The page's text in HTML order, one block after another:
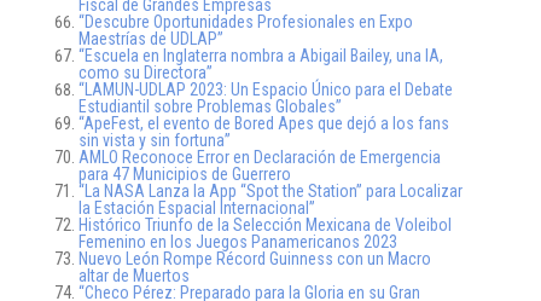
Fiscal de Grandes Empresas
“Descubre Oportunidades Profesionales en Expo
Maestrías de UDLAP”
“Escuela en Inglaterra nombra a Abigail Bailey, una IA,
como su Directora”
“LAMUN-UDLAP 2023: Un Espacio Único para el Debate
Estudiantil sobre Problemas Globales”
“ApeFest, el evento de Bored Apes que dejó a los fans
sin vista y sin fortuna”
AMLO Reconoce Error en Declaración de Emergencia
para 47 Municipios de Guerrero
“La NASA Lanza la App “Spot the Station” para Localizar
la Estación Espacial Internacional”
Histórico Triunfo de la Selección Mexicana de Voleibol
Femenino en los Juegos Panamericanos 2023
Nuevo León Rompe Récord Guinness con un Macro
altar de Muertos
“Checo Pérez: Preparado para la Gloria en su Gran